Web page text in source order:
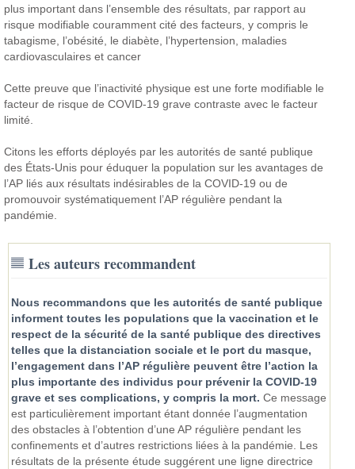
plus important dans l’ensemble des résultats, par rapport au
risque modifiable couramment cité des facteurs, y compris le
tabagisme, l’obésité, le diabète, l’hypertension, maladies
cardiovasculaires et cancer
Cette preuve que l’inactivité physique est une forte modifiable le
facteur de risque de COVID-19 grave contraste avec le facteur
limité.
Citons les efforts déployés par les autorités de santé publique
des États-Unis pour éduquer la population sur les avantages de
l’AP liés aux résultats indésirables de la COVID-19 ou de
promouvoir systématiquement l’AP régulière pendant la
pandémie.
Les auteurs recommandent
Nous recommandons que les autorités de santé publique
informent toutes les populations que la vaccination et le
respect de la sécurité de la santé publique des directives
telles que la distanciation sociale et le port du masque,
l’engagement dans l’AP régulière peuvent être l’action la
plus importante des individus pour prévenir la COVID-19
grave et ses complications, y compris la mort. Ce message
est particulièrement important étant donnée l’augmentation
des obstacles à l’obtention d’une AP régulière pendant les
confinements et d’autres restrictions liées à la pandémie. Les
résultats de la présente étude suggérent une ligne directrice